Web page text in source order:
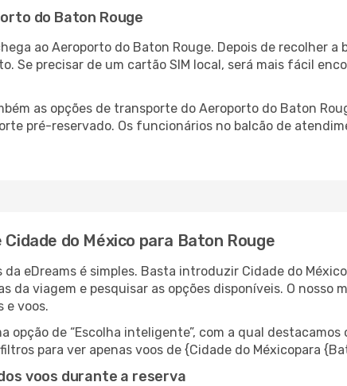
do Baton Rouge
ao Aeroporto do Baton Rouge. Depois de recolher
Se precisar de um cartão SIM local, será mais fácil
as opções de transporte do Aeroporto do Baton
pré-reservado. Os funcionários no balcão de
Cidade do México para Baton Rouge
eDreams é simples. Basta introduzir Cidade do
da viagem e pesquisar as opções disponíveis. O
e voos.
opção de “Escolha inteligente”, com a qual
para ver apenas voos de {Cidade do Méxicopara
voos durante a reserva